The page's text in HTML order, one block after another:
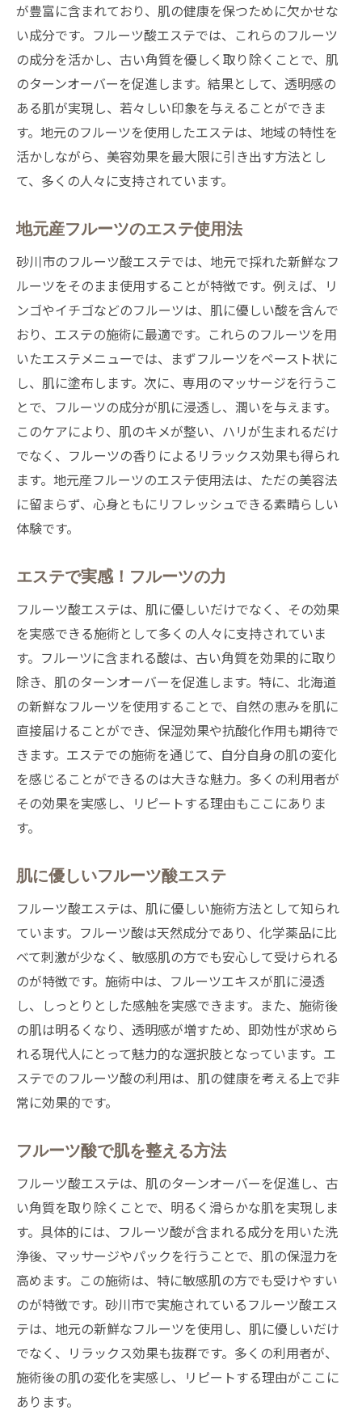
が豊富に含まれており、肌の健康を保つために欠かせな
い成分です。フルーツ酸エステでは、これらのフルーツ
の成分を活かし、古い角質を優しく取り除くことで、肌
のターンオーバーを促進します。結果として、透明感の
ある肌が実現し、若々しい印象を与えることができま
す。地元のフルーツを使用したエステは、地域の特性を
活かしながら、美容効果を最大限に引き出す方法とし
て、多くの人々に支持されています。
地元産フルーツのエステ使用法
砂川市のフルーツ酸エステでは、地元で採れた新鮮なフ
ルーツをそのまま使用することが特徴です。例えば、リ
ンゴやイチゴなどのフルーツは、肌に優しい酸を含んで
おり、エステの施術に最適です。これらのフルーツを用
いたエステメニューでは、まずフルーツをペースト状に
し、肌に塗布します。次に、専用のマッサージを行うこ
とで、フルーツの成分が肌に浸透し、潤いを与えます。
このケアにより、肌のキメが整い、ハリが生まれるだけ
でなく、フルーツの香りによるリラックス効果も得られ
ます。地元産フルーツのエステ使用法は、ただの美容法
に留まらず、心身ともにリフレッシュできる素晴らしい
体験です。
エステで実感！フルーツの力
フルーツ酸エステは、肌に優しいだけでなく、その効果
を実感できる施術として多くの人々に支持されていま
す。フルーツに含まれる酸は、古い角質を効果的に取り
除き、肌のターンオーバーを促進します。特に、北海道
の新鮮なフルーツを使用することで、自然の恵みを肌に
直接届けることができ、保湿効果や抗酸化作用も期待で
きます。エステでの施術を通じて、自分自身の肌の変化
を感じることができるのは大きな魅力。多くの利用者が
その効果を実感し、リピートする理由もここにありま
す。
肌に優しいフルーツ酸エステ
フルーツ酸エステは、肌に優しい施術方法として知られ
ています。フルーツ酸は天然成分であり、化学薬品に比
べて刺激が少なく、敏感肌の方でも安心して受けられる
のが特徴です。施術中は、フルーツエキスが肌に浸透
し、しっとりとした感触を実感できます。また、施術後
の肌は明るくなり、透明感が増すため、即効性が求めら
れる現代人にとって魅力的な選択肢となっています。エ
ステでのフルーツ酸の利用は、肌の健康を考える上で非
常に効果的です。
フルーツ酸で肌を整える方法
フルーツ酸エステは、肌のターンオーバーを促進し、古
い角質を取り除くことで、明るく滑らかな肌を実現しま
す。具体的には、フルーツ酸が含まれる成分を用いた洗
浄後、マッサージやパックを行うことで、肌の保湿力を
高めます。この施術は、特に敏感肌の方でも受けやすい
のが特徴です。砂川市で実施されているフルーツ酸エス
テは、地元の新鮮なフルーツを使用し、肌に優しいだけ
でなく、リラックス効果も抜群です。多くの利用者が、
施術後の肌の変化を実感し、リピートする理由がここに
あります。